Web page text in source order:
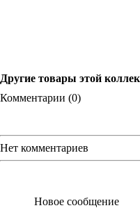
Другие товары этой
Комментарии (0)
Нет комментариев
Новое сообщение